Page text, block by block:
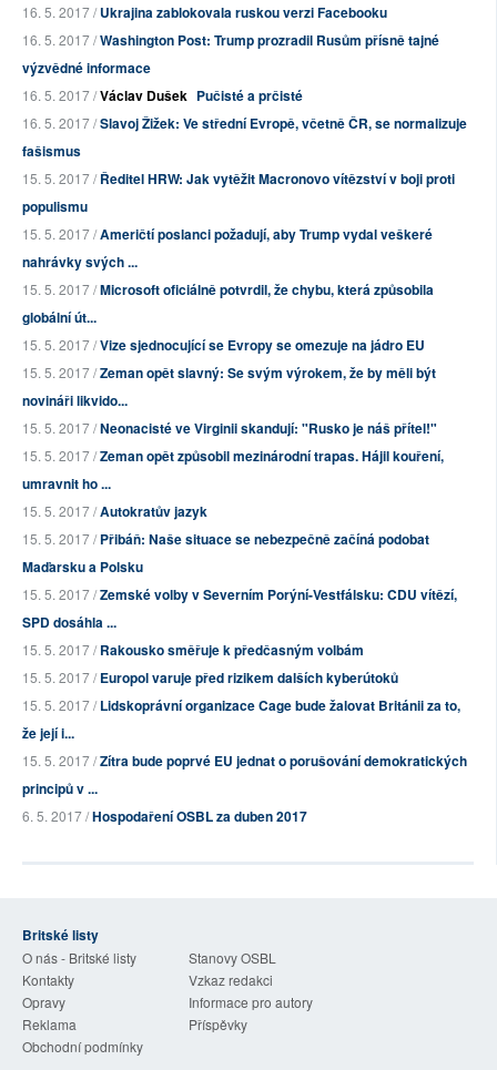
16. 5. 2017 /Ukrajina zablokovala ruskou verzi Facebooku
16. 5. 2017 /Washington Post: Trump prozradil Rusům přísně tajné
výzvědné informace
16. 5. 2017 /Václav Dušek Pučisté a prčisté
16. 5. 2017 /Slavoj Žižek: Ve střední Evropě, včetně ČR, se normalizuje
fašismus
15. 5. 2017 /Ředitel HRW: Jak vytěžit Macronovo vítězství v boji proti
populismu
15. 5. 2017 /Američtí poslanci požadují, aby Trump vydal veškeré
nahrávky svých ...
15. 5. 2017 /Microsoft oficiálně potvrdil, že chybu, která způsobila
globální út...
15. 5. 2017 /Vize sjednocující se Evropy se omezuje na jádro EU
15. 5. 2017 /Zeman opět slavný: Se svým výrokem, že by měli být
novináři likvido...
15. 5. 2017 /Neonacisté ve Virginii skandují: "Rusko je náš přítel!"
15. 5. 2017 /Zeman opět způsobil mezinárodní trapas. Hájil kouření,
umravnit ho ...
15. 5. 2017 /Autokratův jazyk
15. 5. 2017 /Přibáň: Naše situace se nebezpečně začíná podobat
Maďarsku a Polsku
15. 5. 2017 /Zemské volby v Severním Porýní-Vestfálsku: CDU vítězí,
SPD dosáhla ...
15. 5. 2017 /Rakousko směřuje k předčasným volbám
15. 5. 2017 /Europol varuje před rizikem dalších kyberútoků
15. 5. 2017 /Lidskoprávní organizace Cage bude žalovat Británii za to,
že její i...
15. 5. 2017 /Zítra bude poprvé EU jednat o porušování demokratických
principů v ...
6. 5. 2017 /Hospodaření OSBL za duben 2017
Britské listy
O nás - Britské listy
Stanovy OSBL
Kontakty
Vzkaz redakci
Opravy
Informace pro autory
Reklama
Příspěvky
Obchodní podmínky